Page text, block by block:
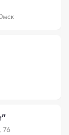
76